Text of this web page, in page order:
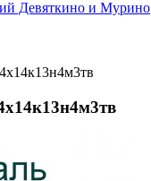
Девяткино и Мурино